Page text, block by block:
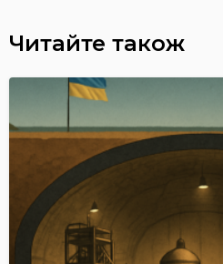
Читайте також